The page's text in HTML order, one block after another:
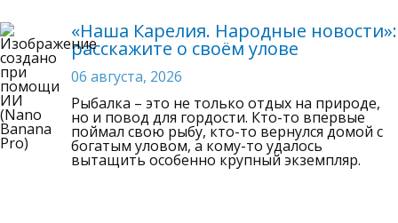
«Наша Карелия. Народные новости»:
расскажите о своём улове
06 августа, 2026
Рыбалка – это не только отдых на природе,
но и повод для гордости. Кто-то впервые
поймал свою рыбу, кто-то вернулся домой с
богатым уловом, а кому-то удалось
вытащить особенно крупный экземпляр.